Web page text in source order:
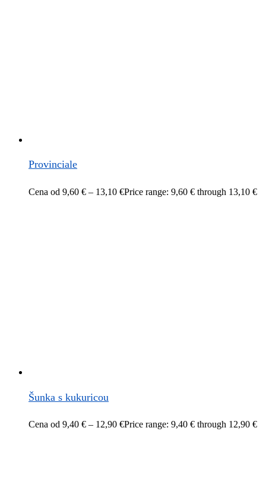
Provinciale
Cena od 9,60 € – 13,10 €Price range: 9,60 € through 13,10 €
Šunka s kukuricou
Cena od 9,40 € – 12,90 €Price range: 9,40 € through 12,90 €